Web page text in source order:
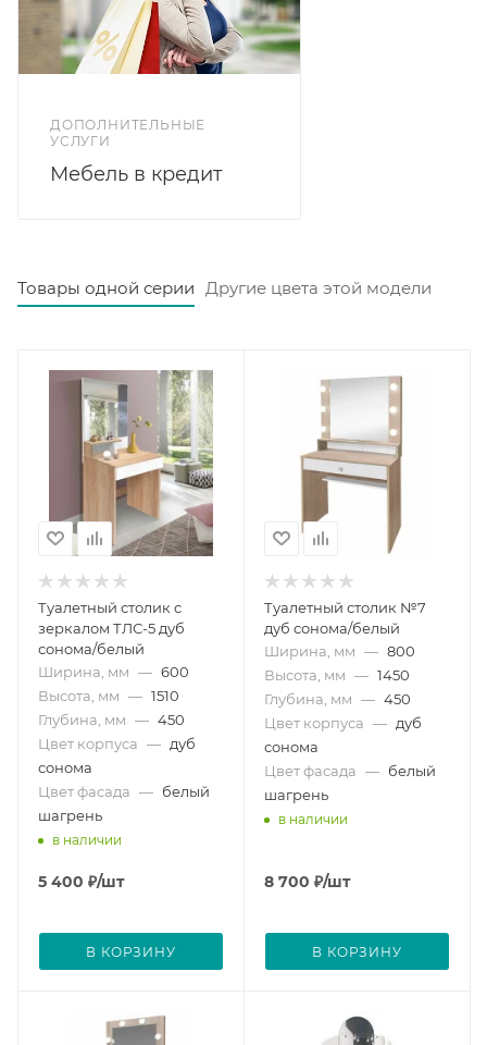
ДОПОЛНИТЕЛЬНЫЕ
УСЛУГИ
Мебель в кредит
Товары одной серии Другие цвета этой модели
Туалетный столик с
зеркалом ТЛС-5 дуб
сонома/белый
Ширина, мм — 600
Высота, мм — 1510
Глубина, мм — 450
Цвет корпуса — дуб
сонома
Цвет фасада — белый
шагрень
в наличии
5 400 ₽/шт
В КОРЗИНУ
Туалетный столик №7
дуб сонома/белый
Ширина, мм — 800
Высота, мм — 1450
Глубина, мм — 450
Цвет корпуса — дуб
сонома
Цвет фасада — белый
шагрень
в наличии
8 700 ₽/шт
В КОРЗИНУ